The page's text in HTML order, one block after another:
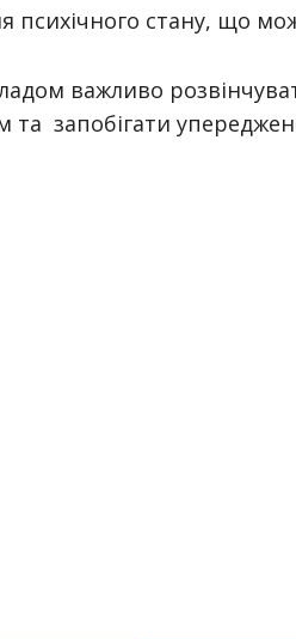
стану, що
важливо
запобігати